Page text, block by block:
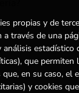
propias y de
a través de una
análisis estadístico
que permiten
en su caso, el
y cookies